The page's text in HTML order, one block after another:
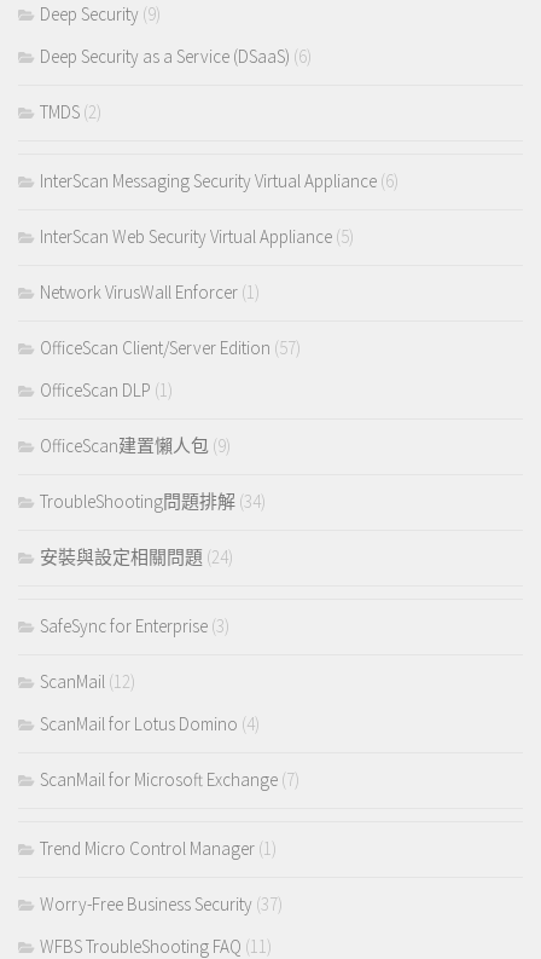
Deep Security (9)
Deep Security as a Service (DSaaS) (6)
TMDS (2)
InterScan Messaging Security Virtual Appliance (6)
InterScan Web Security Virtual Appliance (5)
Network VirusWall Enforcer (1)
OfficeScan Client/Server Edition (57)
OfficeScan DLP (1)
OfficeScan建置懶人包 (9)
TroubleShooting問題排解 (34)
安裝與設定相關問題 (24)
SafeSync for Enterprise (3)
ScanMail (12)
ScanMail for Lotus Domino (4)
ScanMail for Microsoft Exchange (7)
Trend Micro Control Manager (1)
Worry-Free Business Security (37)
WFBS TroubleShooting FAQ (11)